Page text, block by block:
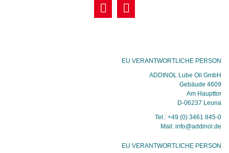
EU VERANTWORTLICHE PERSON
ADDINOL Lube Oil GmbH
Gebäude 4609
Am Haupttor
D-06237 Leuna
Tel.: +49 (0) 3461 845-0
Mail: info@addinol.de
EU VERANTWORTLICHE PERSON